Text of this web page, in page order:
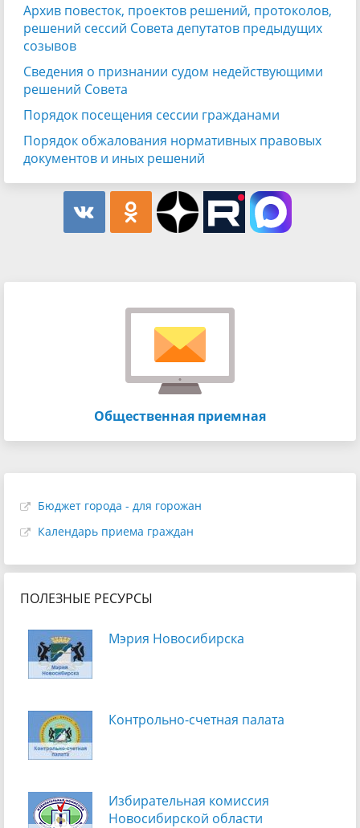
Архив повесток, проектов решений, протоколов,
решений сессий Совета депутатов предыдущих
созывов
Сведения о признании судом недействующими
решений Совета
Порядок посещения сессии гражданами
Порядок обжалования нормативных правовых
документов и иных решений
Общественная приемная
Бюджет города - для горожан
Календарь приема граждан
ПОЛЕЗНЫЕ РЕСУРСЫ
Мэрия Новосибирска
Контрольно-счетная палата
Избирательная комиссия
Новосибирской области